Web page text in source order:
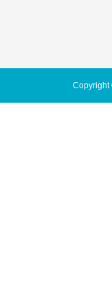
Copyright